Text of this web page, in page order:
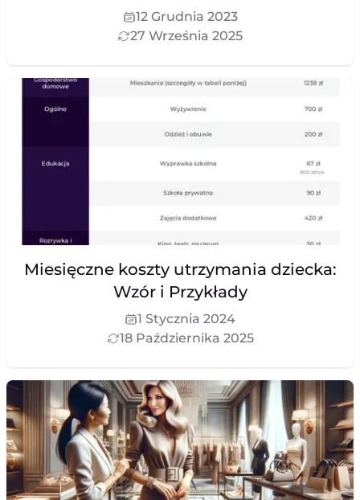
12 Grudnia 2023
27 Września 2025
Miesięczne koszty utrzymania dziecka:
Wzór i Przykłady
1 Stycznia 2024
18 Października 2025